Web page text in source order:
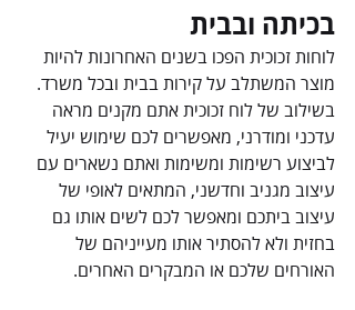
בכיתה ובבית
לוחות זכוכית הפכו בשנים האחרונות להיות
מוצר המשתלב על קירות בבית ובכל משרד.
בשילוב של לוח זכוכית אתם מקנים מראה
עדכני ומודרני, מאפשרים לכם שימוש יעיל
לביצוע רשימות ומשימות ואתם נשארים עם
עיצוב מגניב וחדשני, המתאים לאופי של
עיצוב ביתכם ומאפשר לכם לשים אותו גם
בחזית ולא להסתיר אותו מעייניהם של
האורחים שלכם או המבקרים האחרים.